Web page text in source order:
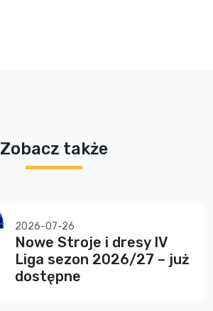
Zobacz także
2026-07-26
Nowe Stroje i dresy IV
Liga sezon 2026/27 – już
dostępne